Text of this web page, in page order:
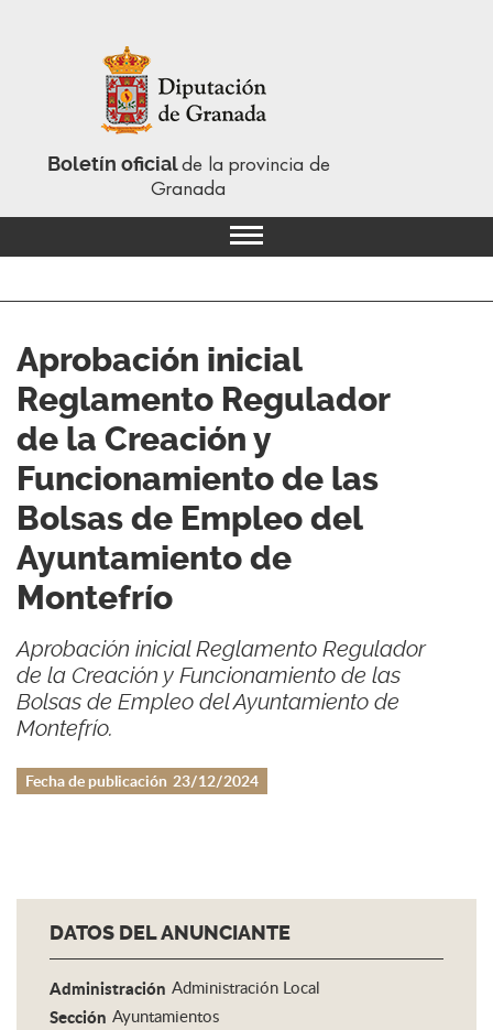
Boletín oficialde la provincia de
Granada
Aprobación inicial
Reglamento Regulador
de la Creación y
Funcionamiento de las
Bolsas de Empleo del
Ayuntamiento de
Montefrío
Aprobación inicial Reglamento Regulador
de la Creación y Funcionamiento de las
Bolsas de Empleo del Ayuntamiento de
Montefrío.
Fecha de publicación 23/12/2024
DATOS DEL ANUNCIANTE
Administración Administración Local
Sección Ayuntamientos